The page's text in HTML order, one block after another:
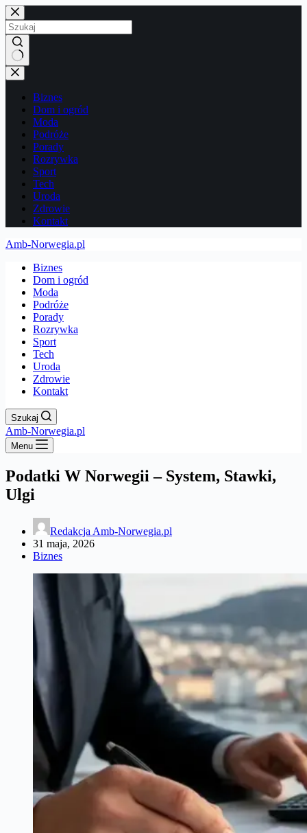
Przejdź
do
treści
Brak
wyników
Biznes
Dom i ogród
Moda
Podróże
Porady
Rozrywka
Sport
Tech
Uroda
Zdrowie
Kontakt
Amb-Norwegia.pl
Biznes
Dom i ogród
Moda
Podróże
Porady
Rozrywka
Sport
Tech
Uroda
Zdrowie
Kontakt
Szukaj
Amb-Norwegia.pl
Menu
Podatki W Norwegii – System, Stawki,
Ulgi
Redakcja Amb-Norwegia.pl
31 maja, 2026
Biznes